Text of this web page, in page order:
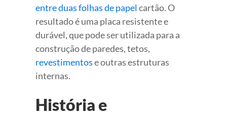
entre duas folhas de papelcartão. O
resultado é uma placa resistente e
durável, que pode ser utilizada para a
construção de paredes, tetos,
revestimentose outras estruturas
internas.
História e